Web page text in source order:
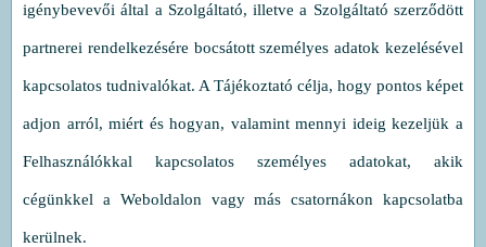
igénybevevői által a Szolgáltató, illetve a Szolgáltató szerződött
partnerei rendelkezésére bocsátott személyes adatok kezelésével
kapcsolatos tudnivalókat. A Tájékoztató célja, hogy pontos képet
adjon arról, miért és hogyan, valamint mennyi ideig kezeljük a
Felhasználókkal kapcsolatos személyes adatokat, akik
cégünkkel a Weboldalon vagy más csatornákon kapcsolatba
kerülnek.